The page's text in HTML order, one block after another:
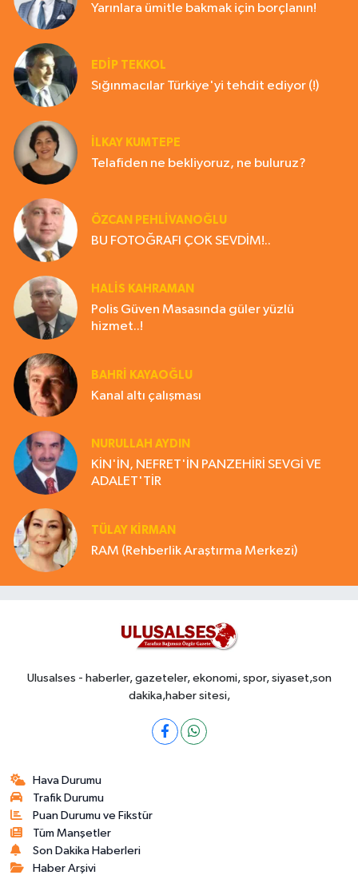
Yarınlara ümitle bakmak için borçlanın!
EDIP TEKKOL
Sığınmacılar Türkiye'yi tehdit ediyor (!)
İLKAY KUMTEPE
Telafiden ne bekliyoruz, ne buluruz?
ÖZCAN PEHLİVANOĞLU
BU FOTOĞRAFI ÇOK SEVDİM!..
HALIS KAHRAMAN
Polis Güven Masasında güler yüzlü
hizmet..!
BAHRI KAYAOĞLU
Kanal altı çalışması
NURULLAH AYDIN
KİN'İN, NEFRET'İN PANZEHİRİ SEVGİ VE
ADALET'TİR
TÜLAY KİRMAN
RAM (Rehberlik Araştırma Merkezi)
Ulusalses - haberler, gazeteler, ekonomi, spor, siyaset,son
dakika,haber sitesi,
Hava Durumu
Trafik Durumu
Puan Durumu ve Fikstür
Tüm Manşetler
Son Dakika Haberleri
Haber Arşivi